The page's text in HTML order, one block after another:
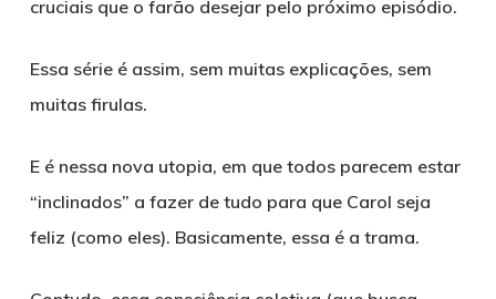
cruciais que o farão desejar pelo próximo episódio.
Essa série é assim, sem muitas explicações, sem
muitas firulas.
E é nessa nova utopia, em que todos parecem estar
“inclinados” a fazer de tudo para que Carol seja
feliz (como eles). Basicamente, essa é a trama.